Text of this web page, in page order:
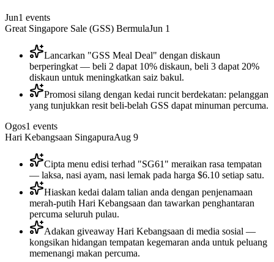
Jun1 events
Great Singapore Sale (GSS) BermulaJun 1
Lancarkan "GSS Meal Deal" dengan diskaun
berperingkat — beli 2 dapat 10% diskaun, beli 3 dapat 20%
diskaun untuk meningkatkan saiz bakul.
Promosi silang dengan kedai runcit berdekatan: pelanggan
yang tunjukkan resit beli-belah GSS dapat minuman percuma.
Ogos1 events
Hari Kebangsaan SingapuraAug 9
Cipta menu edisi terhad "SG61" meraikan rasa tempatan
— laksa, nasi ayam, nasi lemak pada harga $6.10 setiap satu.
Hiaskan kedai dalam talian anda dengan penjenamaan
merah-putih Hari Kebangsaan dan tawarkan penghantaran
percuma seluruh pulau.
Adakan giveaway Hari Kebangsaan di media sosial —
kongsikan hidangan tempatan kegemaran anda untuk peluang
memenangi makan percuma.